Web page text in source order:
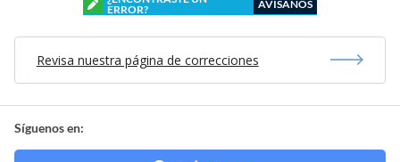
ERROR?
AVÍSANOS
Revisa nuestra página de correcciones
Síguenos en: